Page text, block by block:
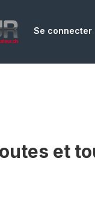
Se connecter
et